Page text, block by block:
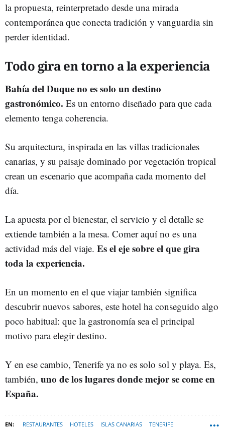
la propuesta, reinterpretado desde una mirada
contemporánea que conecta tradición y vanguardia sin
perder identidad.
Todo gira en torno a la experiencia
Bahía del Duque no es solo un destino
gastronómico. Es un entorno diseñado para que cada
elemento tenga coherencia.
Su arquitectura, inspirada en las villas tradicionales
canarias, y su paisaje dominado por vegetación tropical
crean un escenario que acompaña cada momento del
día.
La apuesta por el bienestar, el servicio y el detalle se
extiende también a la mesa. Comer aquí no es una
actividad más del viaje. Es el eje sobre el que gira
toda la experiencia.
En un momento en el que viajar también significa
descubrir nuevos sabores, este hotel ha conseguido algo
poco habitual: que la gastronomía sea el principal
motivo para elegir destino.
Y en ese cambio, Tenerife ya no es solo sol y playa. Es,
también, uno de los lugares donde mejor se come en
España.
RESTAURANTES HOTELES ISLAS CANARIAS TENERIFE